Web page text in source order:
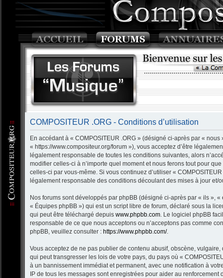
COMPOSITEUR .ORG - Conditions d’utilisation
En accédant à « COMPOSITEUR .ORG » (désigné ci-après par «
« https://www.compositeur.org/forum »), vous acceptez d’être
légalement responsable de toutes les conditions suivantes, alors
modifier celles-ci à n’importe quel moment et nous ferons tout pour
celles-ci par vous-même. Si vous continuez d’utiliser «
légalement responsable des conditions découlant des mises à jour et/
Nos forums sont développés par phpBB (désigné ci-après par « ils »,
« Équipes phpBB ») qui est un script libre de forum, déclaré sous la
qui peut être téléchargé depuis www.phpbb.com. Le logiciel phpBB
responsable de ce que nous acceptons ou n’acceptons pas comme
phpBB, veuillez consulter : https://www.phpbb.com/.
Vous acceptez de ne pas publier de contenu abusif, obscène,
qui peut transgresser les lois de votre pays, du pays où «
à un bannissement immédiat et permanent, avec une notification à
IP de tous les messages sont enregistrées pour aider au